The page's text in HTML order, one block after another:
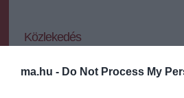
ma.hu - Do Not Process My
Közlekedés
ORFK: egyhetes országos